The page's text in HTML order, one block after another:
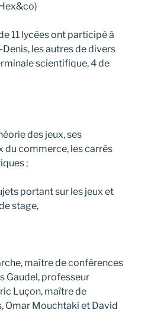
11 lycées ont participé à
les autres de divers
scientifique, 4 de
des jeux, ses
du commerce, les carrés
;
portant sur les jeux et
stage,
maître de conférences
Gaudel, professeur
Luçon, maître de
Omar Mouchtaki et David